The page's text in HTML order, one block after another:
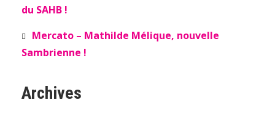
du SAHB !
Mercato – Mathilde Mélique, nouvelle
Sambrienne !
Archives